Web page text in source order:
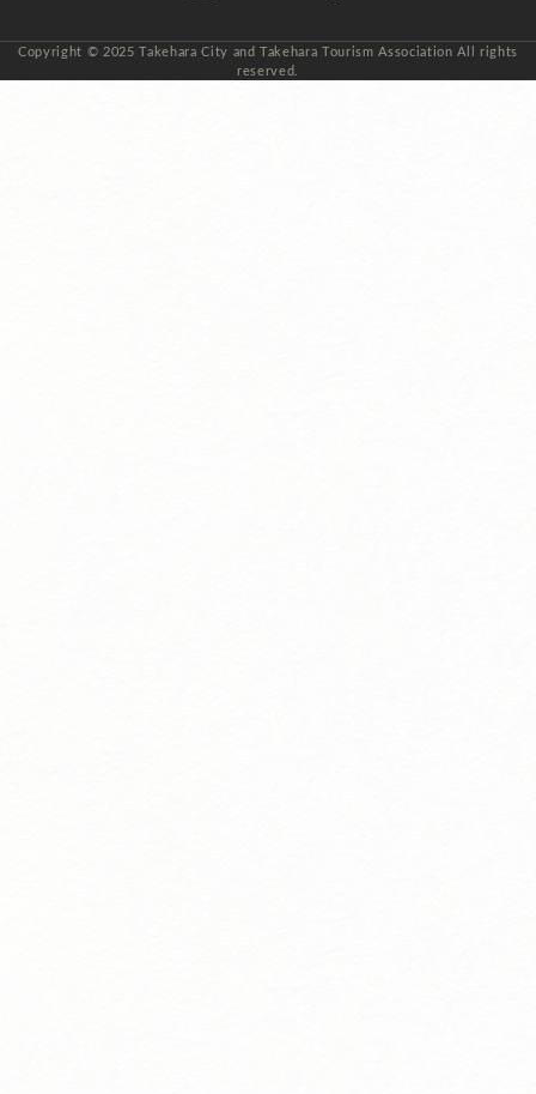
Copyright © 2025 Takehara City and Takehara Tourism Association All rights
reserved.